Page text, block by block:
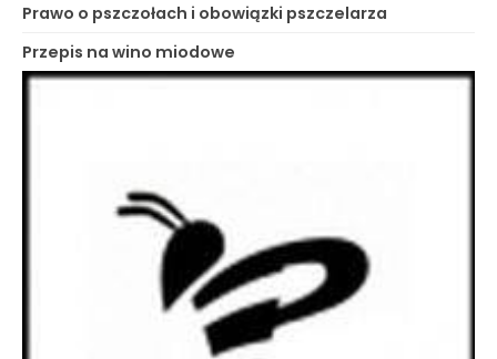
Prawo o pszczołach i obowiązki pszczelarza
Przepis na wino miodowe